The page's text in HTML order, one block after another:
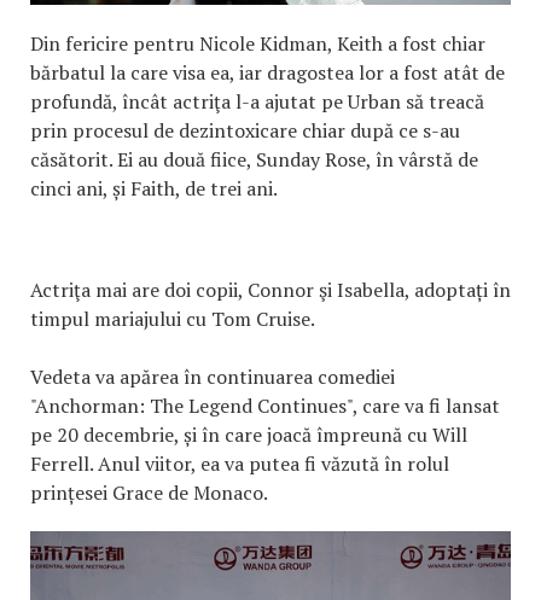
Din fericire pentru Nicole Kidman, Keith a fost chiar
bărbatul la care visa ea, iar dragostea lor a fost atât de
profundă, încât actriţa l-a ajutat pe Urban să treacă
prin procesul de dezintoxicare chiar după ce s-au
căsătorit. Ei au două fiice, Sunday Rose, în vârstă de
cinci ani, și Faith, de trei ani.
Actriţa mai are doi copii, Connor şi Isabella, adoptați în
timpul mariajului cu Tom Cruise.
Vedeta va apărea în continuarea comediei
"Anchorman: The Legend Continues", care va fi lansat
pe 20 decembrie, și în care joacă împreună cu Will
Ferrell. Anul viitor, ea va putea fi văzută în rolul
prințesei Grace de Monaco.